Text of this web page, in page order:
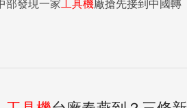
部發現一家工具機廠搶先接到中國轉